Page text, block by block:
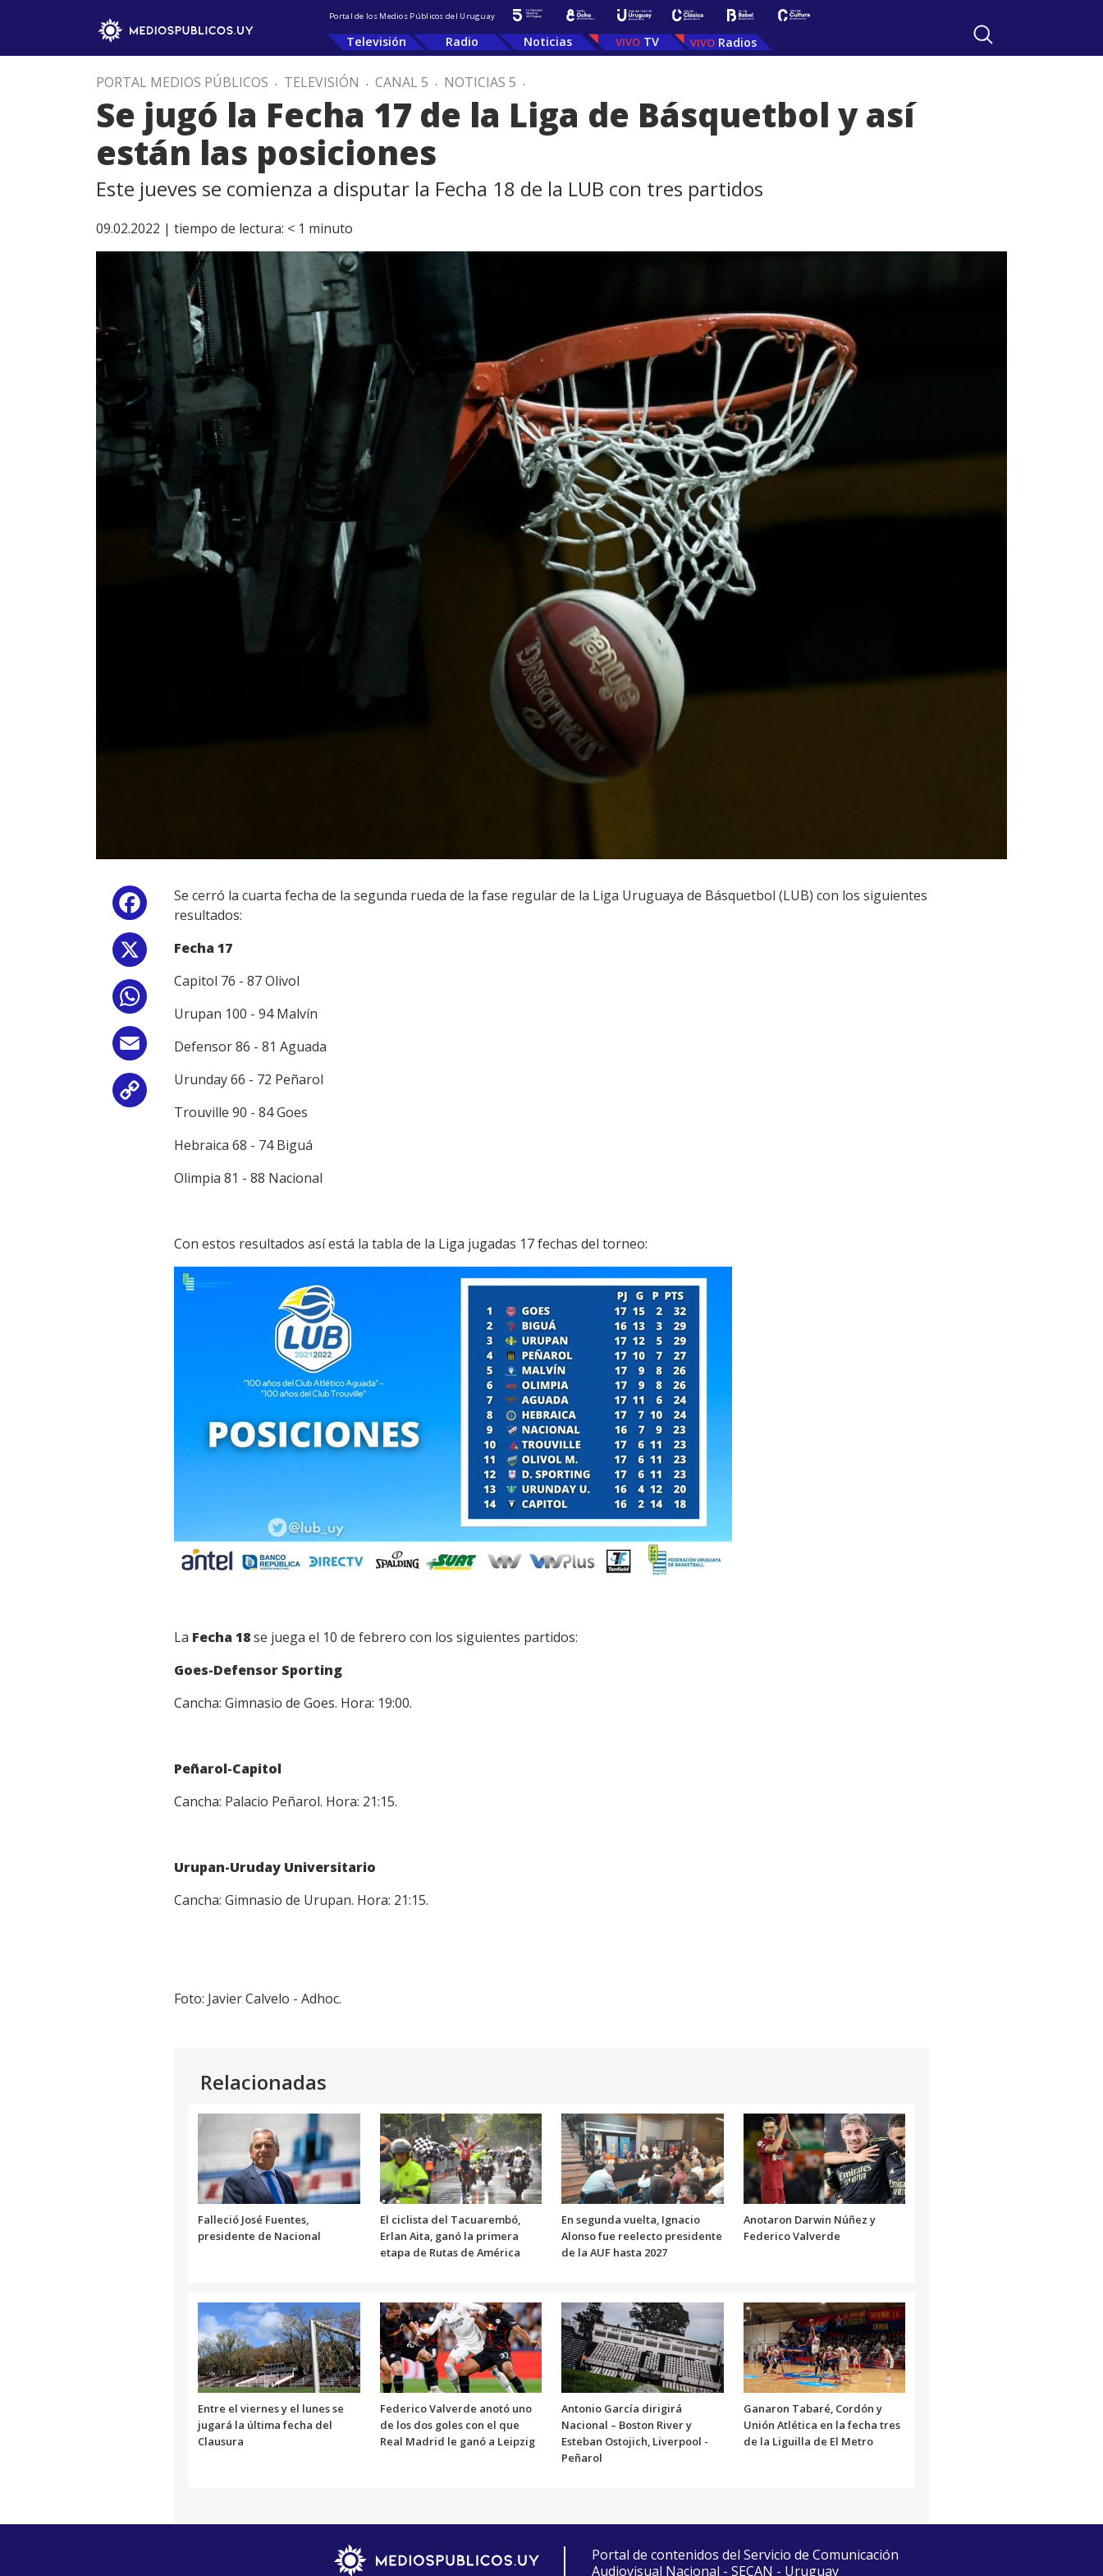
Portal de los Medios Públicos del Uruguay
Televisión Radio Noticias TV Radios
PORTAL MEDIOS PÚBLICOS . TELEVISIÓN . CANAL 5 . NOTICIAS 5 .
Se jugó la Fecha 17 de la Liga de Básquetbol y así
están las posiciones
Este jueves se comienza a disputar la Fecha 18 de la LUB con tres partidos
09.02.2022 | tiempo de lectura: < 1 minuto
Facebook
Email
Se cerró la cuarta fecha de la segunda rueda de la fase regular de la Liga Uruguaya de Básquetbol (LUB) con los siguientes
resultados:
Fecha 17
Capitol 76 - 87 Olivol
Urupan 100 - 94 Malvín
Defensor 86 - 81 Aguada
Urunday 66 - 72 Peñarol
Trouville 90 - 84 Goes
Hebraica 68 - 74 Biguá
Olimpia 81 - 88 Nacional
Con estos resultados así está la tabla de la Liga jugadas 17 fechas del torneo:
La Fecha 18se juega el 10 de febrero con los siguientes partidos:
Goes-Defensor Sporting
Cancha: Gimnasio de Goes. Hora: 19:00.
Peñarol-Capitol
Cancha: Palacio Peñarol. Hora: 21:15.
Urupan-Uruday Universitario
Cancha: Gimnasio de Urupan. Hora: 21:15.
Foto: Javier Calvelo - Adhoc.
Relacionadas
Falleció José Fuentes,
presidente de Nacional
El ciclista del Tacuarembó,
Erlan Aita, ganó la primera
etapa de Rutas de América
En segunda vuelta, Ignacio
Alonso fue reelecto presidente
de la AUF hasta 2027
Anotaron Darwin Núñez y
Federico Valverde
Entre el viernes y el lunes se
jugará la última fecha del
Clausura
Federico Valverde anotó uno
de los dos goles con el que
Real Madrid le ganó a Leipzig
Antonio García dirigirá
Nacional – Boston River y
Esteban Ostojich, Liverpool -
Peñarol
Ganaron Tabaré, Cordón y
Unión Atlética en la fecha tres
de la Liguilla de El Metro
Portal de contenidos del Servicio de Comunicación
Audiovisual Nacional - SECAN - Uruguay